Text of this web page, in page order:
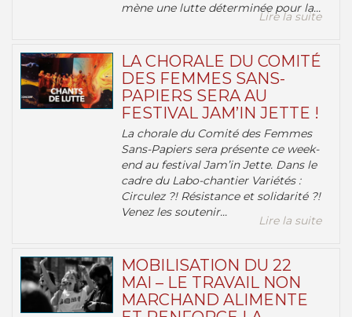
mène une lutte déterminée pour la...
Lire la suite
LA CHORALE DU COMITÉ
DES FEMMES SANS-
PAPIERS SERA AU
FESTIVAL JAM’IN JETTE !
La chorale du Comité des Femmes
Sans-Papiers sera présente ce week-
end au festival Jam’in Jette. Dans le
cadre du Labo-chantier Variétés :
Circulez ?! Résistance et solidarité ?!
Venez les soutenir...
Lire la suite
MOBILISATION DU 22
MAI – LE TRAVAIL NON
MARCHAND ALIMENTE